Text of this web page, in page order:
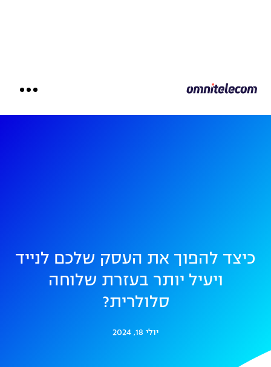
כיצד להפוך את העסק שלכם לנייד
ויעיל יותר בעזרת שלוחה
סלולרית?
יולי 18, 2024